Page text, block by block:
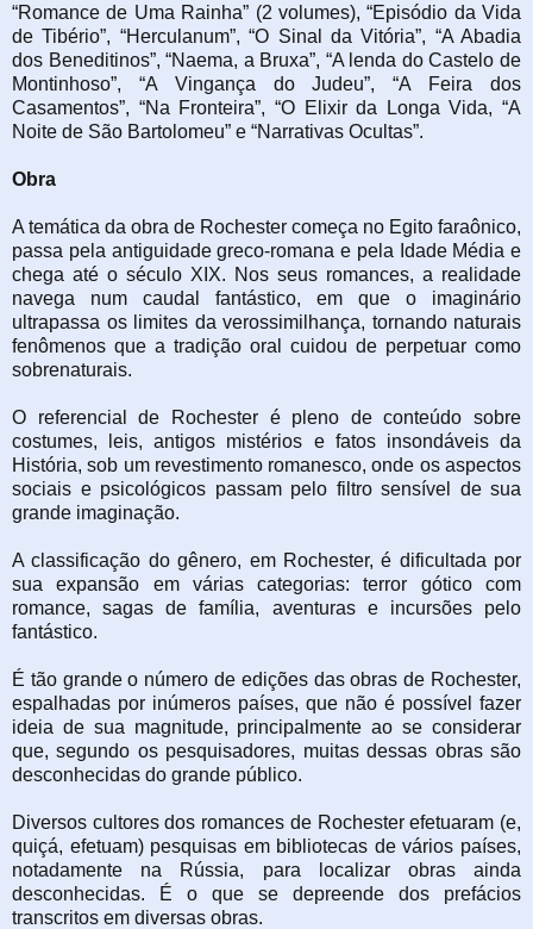
“Romance de Uma Rainha” (2 volumes), “Episódio da Vida
de Tibério”, “Herculanum”, “O Sinal da Vitória”, “A Abadia
dos Beneditinos”, “Naema, a Bruxa”, “A lenda do Castelo de
Montinhoso”, “A Vingança do Judeu”, “A Feira dos
Casamentos”, “Na Fronteira”, “O Elixir da Longa Vida, “A
Noite de São Bartolomeu” e “Narrativas Ocultas”.
Obra
A temática da obra de Rochester começa no Egito faraônico,
passa pela antiguidade greco-romana e pela Idade Média e
chega até o século XIX. Nos seus romances, a realidade
navega num caudal fantástico, em que o imaginário
ultrapassa os limites da verossimilhança, tornando naturais
fenômenos que a tradição oral cuidou de perpetuar como
sobrenaturais.
O referencial de Rochester é pleno de conteúdo sobre
costumes, leis, antigos mistérios e fatos insondáveis da
História, sob um revestimento romanesco, onde os aspectos
sociais e psicológicos passam pelo filtro sensível de sua
grande imaginação.
A classificação do gênero, em Rochester, é dificultada por
sua expansão em várias categorias: terror gótico com
romance, sagas de família, aventuras e incursões pelo
fantástico.
É tão grande o número de edições das obras de Rochester,
espalhadas por inúmeros países, que não é possível fazer
ideia de sua magnitude, principalmente ao se considerar
que, segundo os pesquisadores, muitas dessas obras são
desconhecidas do grande público.
Diversos cultores dos romances de Rochester efetuaram (e,
quiçá, efetuam) pesquisas em bibliotecas de vários países,
notadamente na Rússia, para localizar obras ainda
desconhecidas. É o que se depreende dos prefácios
transcritos em diversas obras.